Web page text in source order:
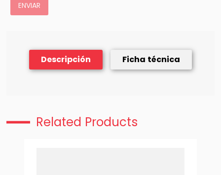
ENVIAR
Descripción Ficha técnica
Related Products